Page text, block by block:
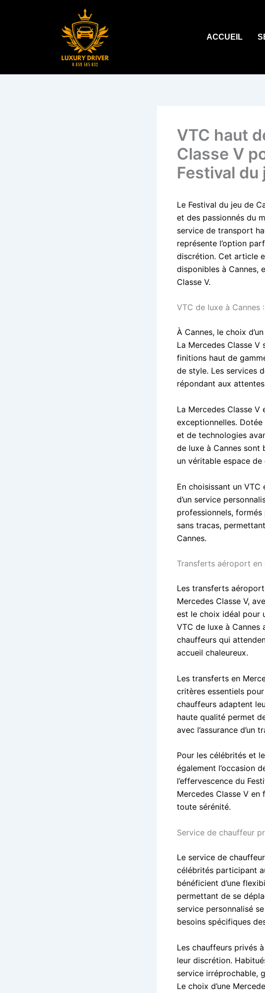
ACCUEIL
VTC haut
Classe V
Festival du
Le Festival du jeu de
et des passionnés du
service de transport
représente l’option
discrétion. Cet article
disponibles à Cannes,
Classe V.
VTC de luxe à Cannes
À Cannes, le choix
La Mercedes Classe
finitions haut de
de style. Les services
répondant aux
La Mercedes Classe
exceptionnelles.
et de technologies
de luxe à Cannes sont
un véritable espace
En choisissant un VTC
d’un service
professionnels,
sans tracas,
Cannes.
Transferts aéroport en
Les transferts
Mercedes Classe V,
est le choix idéal pour
VTC de luxe à Cannes
chauffeurs qui
accueil chaleureux.
Les transferts en
critères essentiels
chauffeurs adaptent
haute qualité permet
avec l’assurance
Pour les célébrités et
également l’occasion
l’effervescence du
Mercedes Classe V
toute sérénité.
Service de chauffeur
Le service de
célébrités participant
bénéficient d’une
permettant de se
service personnalisé
besoins spécifiques
Les chauffeurs privés
leur discrétion.
service irréprochable,
Le choix d’une